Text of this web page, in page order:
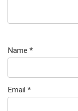
Name *
Email *